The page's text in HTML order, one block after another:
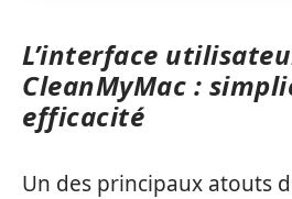
L’interface
CleanMyMac :
efficacité
Un des principaux atouts